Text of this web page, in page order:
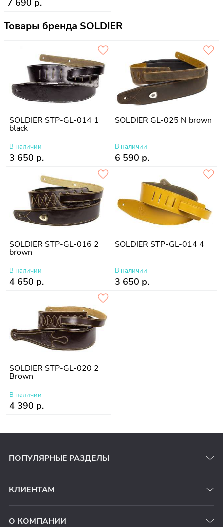
7 690 р.
Товары бренда SOLDIER
SOLDIER STP-GL-014 1
black
В наличии
3 650 р.
SOLDIER GL-025 N brown
В наличии
6 590 р.
SOLDIER STP-GL-016 2
brown
В наличии
4 650 р.
SOLDIER STP-GL-014 4
В наличии
3 650 р.
SOLDIER STP-GL-020 2
Brown
В наличии
4 390 р.
ПОПУЛЯРНЫЕ РАЗДЕЛЫ
КЛИЕНТАМ
О КОМПАНИИ